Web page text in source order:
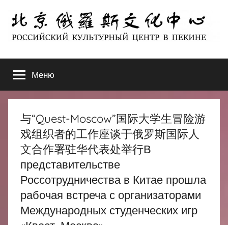
содержимому
北
京
俄
罗
斯
文
化
ЦЕНТР
В
ПЕКИНЕ
Меню
与“Quest-Moscow”国际大学生冒险游
戏组织者的工作座谈于俄罗斯国际人
文合作署驻华代表处举行В
представительстве
Россотрудничества в Китае прошла
рабочая встреча с организаторами
Международных студенческих игр